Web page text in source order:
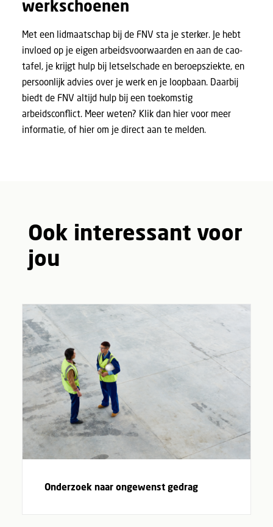
werkschoenen
Met een lidmaatschap bij de FNV sta je sterker. Je hebt
invloed op je eigen arbeidsvoorwaarden en aan de cao-
tafel, je krijgt hulp bij letselschade en beroepsziekte, en
persoonlijk advies over je werk en je loopbaan. Daarbij
biedt de FNV altijd hulp bij een toekomstig
arbeidsconflict. Meer weten? Klik dan hier voor meer
informatie, of hier om je direct aan te melden.
Ook interessant voor
jou
Onderzoek naar ongewenst gedrag